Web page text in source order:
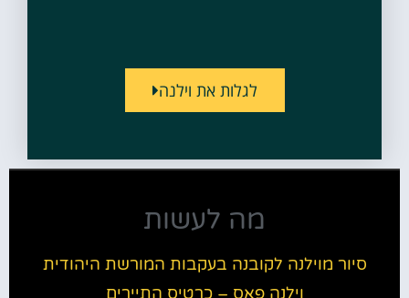
לגלות את וילנה
מה לעשות
סיור מוילנה לקובנה בעקבות המורשת היהודית
וילנה פאס – כרטיס התיירים